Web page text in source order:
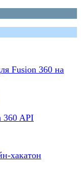
Fusion 360 на
360 API
хакатон